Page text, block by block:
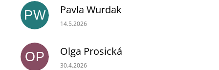
PW Pavla Wurdak
Hodnocení obchodu je 5 z 5 hvězdiček.
14.5.2026
OP Olga Prosická
Hodnocení obchodu je 5 z 5 hvězdiček.
30.4.2026